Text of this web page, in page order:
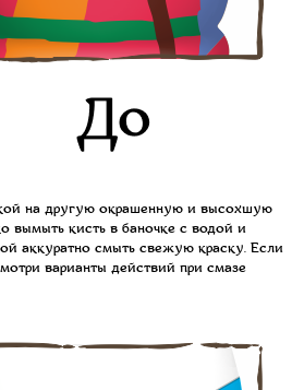
на другую окрашенную и высохшую
вымыть кисть в баночке с водой и
аккуратно смыть свежую краску. Если
варианты действий при смазе